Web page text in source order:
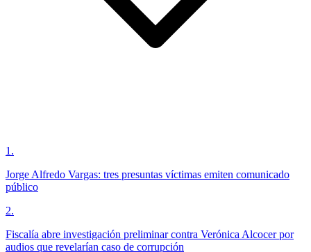
1 .
Jorge Alfredo Vargas: tres presuntas víctimas emiten comunicado
público
2.
Fiscalía abre investigación preliminar contra Verónica Alcocer por
audios que revelarían caso de corrupción